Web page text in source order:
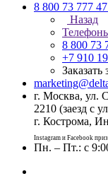
8 800 73 777 47
Назад
8 800 73
+7 910
Заказать
г. Москва, ул.
2210 (заезд с
г. Кострома,
Instagram и Facebook
Пн. – Пт.: с